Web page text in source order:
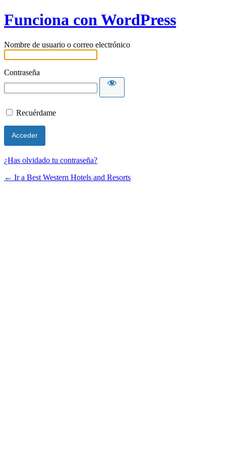
Funciona con WordPress
Nombre de usuario o correo electrónico
Contraseña
Recuérdame
¿Has olvidado tu contraseña?
← Ir a Best Western Hotels and Resorts